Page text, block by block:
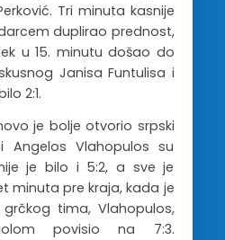
Tri minuta kasnije
duplirao prednost,
u 15. minutu došao do
Janisa Funtulisa i
2:1.
je bolje otvorio srpski
Angelos Vlahopulos su
je bilo i 5:2, a sve je
minuta pre kraja, kada je
tima, Vlahopulos,
povisio na 7:3.